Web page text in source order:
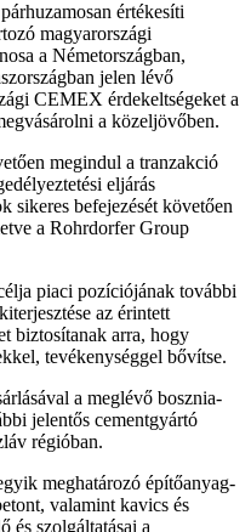
értékesíti
magyarországi
a Németországban,
jelen lévő
CEMEX érdekeltségeket a
a közeljövőben.
megindul a tranzakció
eljárás
sikeres befejezését követően
a Rohrdorfer Group
piaci pozíciójának további
az érintett
biztosítanak arra, hogy
tevékenységgel bővítse.
a meglévő bosznia-
jelentős cementgyártó
régióban.
meghatározó építőanyag-
valamint kavics és
és szolgáltatásai a